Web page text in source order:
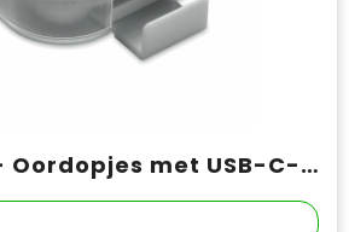
MUSISOFT C - Oordopjes met USB-C-aansl.